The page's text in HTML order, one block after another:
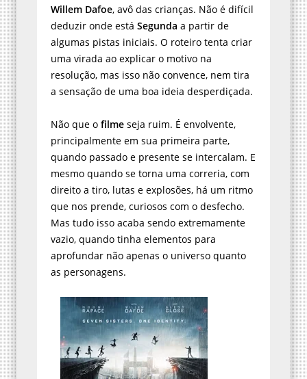
Willem Dafoe, avô das crianças. Não é difícil
deduzir onde está Segunda a partir de
algumas pistas iniciais. O roteiro tenta criar
uma virada ao explicar o motivo na
resolução, mas isso não convence, nem tira
a sensação de uma boa ideia desperdiçada.
Não que o filme seja ruim. É envolvente,
principalmente em sua primeira parte,
quando passado e presente se intercalam. E
mesmo quando se torna uma correria, com
direito a tiro, lutas e explosões, há um ritmo
que nos prende, curiosos com o desfecho.
Mas tudo isso acaba sendo extremamente
vazio, quando tinha elementos para
aprofundar não apenas o universo quanto
as personagens.